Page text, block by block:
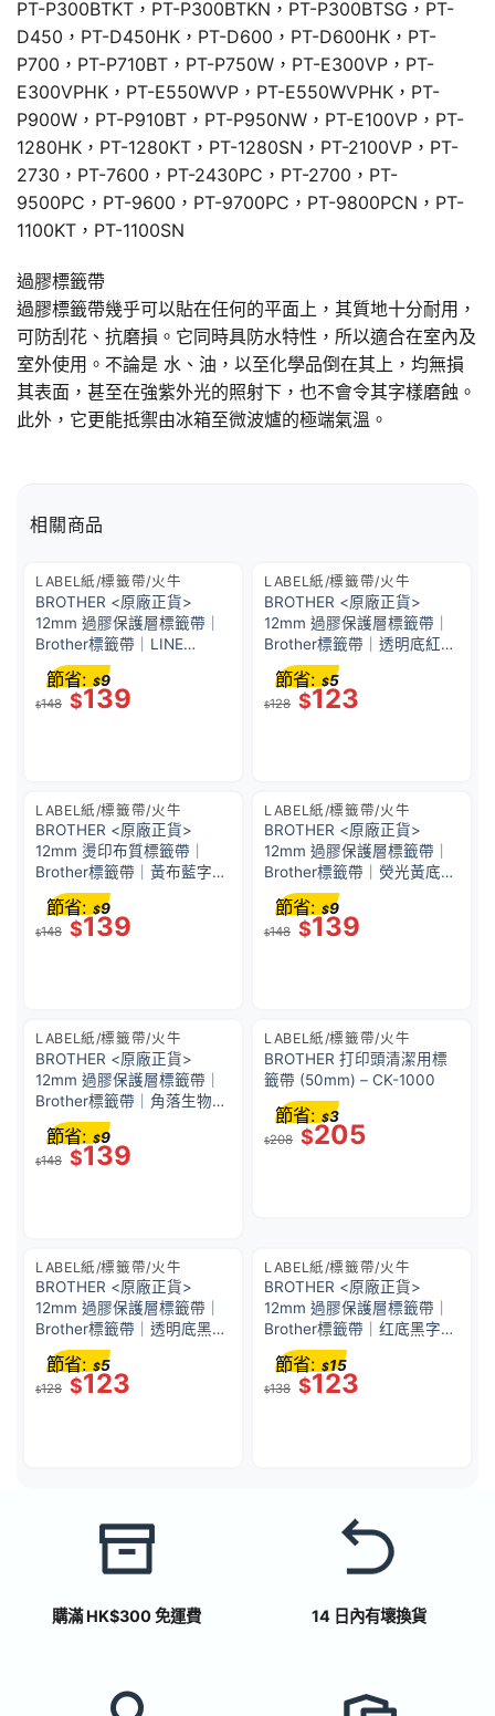
PT-P300BTKT，PT-P300BTKN，PT-P300BTSG，PT-
D450，PT-D450HK，PT-D600，PT-D600HK，PT-
P700，PT-P710BT，PT-P750W，PT-E300VP，PT-
E300VPHK，PT-E550WVP，PT-E550WVPHK，PT-
P900W，PT-P910BT，PT-P950NW，PT-E100VP，PT-
1280HK，PT-1280KT，PT-1280SN，PT-2100VP，PT-
2730，PT-7600，PT-2430PC，PT-2700，PT-
9500PC，PT-9600，PT-9700PC，PT-9800PCN，PT-
1100KT，PT-1100SN
過膠標籤帶
過膠標籤帶幾乎可以貼在任何的平面上，其質地十分耐用，
可防刮花、抗磨損。它同時具防水特性，所以適合在室內及
室外使用。不論是 水、油，以至化學品倒在其上，均無損
其表面，甚至在強紫外光的照射下，也不會令其字樣磨蝕。
此外，它更能抵禦由冰箱至微波爐的極端氣溫。
相關商品
LABEL紙/標籤帶/火牛
BROTHER <原廠正貨>
12mm 過膠保護層標籤帶｜
Brother標籤帶｜LINE
FRIENDS熊美-綠底黑字｜P-
Touch TZe-LG31 (12mm x
5M)｜防水、耐熱、耐磨｜
$148 $139
節省: $9
LABEL紙/標籤帶/火牛
BROTHER <原廠正貨>
12mm 過膠保護層標籤帶｜
Brother標籤帶｜透明底紅字
｜TZe-132 (12mm x 8M)｜
防水、耐熱、耐磨｜不怕紫
外線、化學藥品
$128 $123
節省: $5
LABEL紙/標籤帶/火牛
BROTHER <原廠正貨>
12mm 燙印布質標籤帶｜
Brother標籤帶｜黃布藍字｜
P-Touch TZe-FA63 (12mm
x 3M)｜可用熨斗將標籤帶之
文字及圖案轉印到衣物等布
$148 $139
節省: $9
LABEL紙/標籤帶/火牛
BROTHER <原廠正貨>
12mm 過膠保護層標籤帶｜
Brother標籤帶｜熒光黃底黑
字｜P-Touch TZe-C31
(12mm x 5M)｜防水、耐
熱、耐磨｜不怕紫外線、化
$148 $139
節省: $9
LABEL紙/標籤帶/火牛
BROTHER <原廠正貨>
12mm 過膠保護層標籤帶｜
Brother標籤帶｜角落生物底
灰字｜P-Touch TZe-KA31
(12mm x 5M)｜防水、耐
熱、耐磨｜不怕紫外線、化
$148 $139
節省: $9
LABEL紙/標籤帶/火牛
BROTHER 打印頭清潔用標
籤帶 (50mm) – CK-1000
$208 $205
節省: $3
LABEL紙/標籤帶/火牛
BROTHER <原廠正貨>
12mm 過膠保護層標籤帶｜
Brother標籤帶｜透明底黑字
｜P-Touch TZe-131 (12mm
x 8M)｜防水、耐熱、耐磨｜
不怕紫外線、化學藥品
$128 $123
節省: $5
LABEL紙/標籤帶/火牛
BROTHER <原廠正貨>
12mm 過膠保護層標籤帶｜
Brother標籤帶｜红底黑字｜
P-Touch TZe-431 (12mm x
8M)｜防水、耐熱、耐磨｜
不怕紫外線、化學藥品
$138 $123
節省: $15
購滿 HK$300 免運費 14 日內有壞換貨